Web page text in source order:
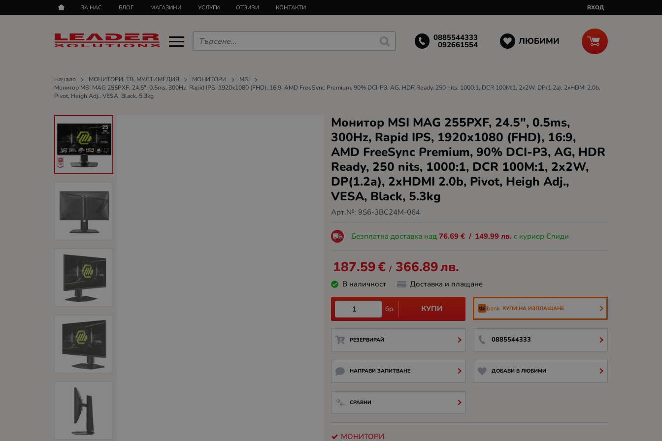
ЗА НАС БЛОГ МАГАЗИНИ УСЛУГИ ОТЗИВИ КОНТАКТИ ВХОД
0885544333
092661554 ЛЮБИМИ
Начало МОНИТОРИ, ТВ, МУЛТИМЕДИЯ МОНИТОРИ
MSI
Монитор MSI MAG 255PXF, 24.5", 0.5ms, 300Hz, Rapid IPS, 1920x1080 (FHD), 16:9, AMD FreeSync Premium, 90% DCI-P3, AG, HDR Ready, 250 nits, 1000:1, DCR 100M:1, 2x2W, DP(1.2a), 2xHDMI 2.0b,
Pivot, Heigh Adj., VESA, Black, 5.3kg
Монитор MSI MAG 255PXF, 24.5", 0.5ms,
300Hz, Rapid IPS, 1920x1080 (FHD), 16:9,
AMD FreeSync Premium, 90% DCI-P3, AG, HDR
Ready, 250 nits, 1000:1, DCR 100M:1, 2x2W,
DP(1.2a), 2xHDMI 2.0b, Pivot, Heigh Adj.,
VESA, Black, 5.3kg
Арт.№: 9S6-3BC24M-064
Безплатна доставка над76.69 € / 149.99 лв. с куриер Спиди
187.59€ / 366.89лв.
В наличност Доставка и плащане
бр. КУПИ КУПИ НА ИЗПЛАЩАНЕ
РЕЗЕРВИРАЙ 0885544333
НАПРАВИ ЗАПИТВАНЕ ДОБАВИ В ЛЮБИМИ
СРАВНИ
МОНИТОРИ